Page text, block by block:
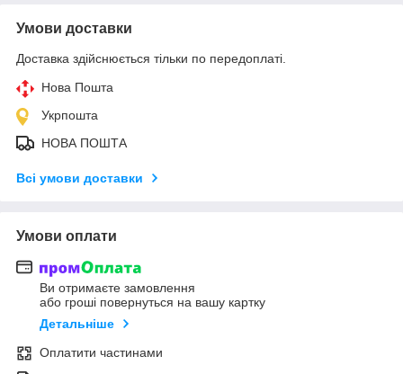
Умови доставки
Доставка здійснюється тільки по передоплаті.
Нова Пошта
Укрпошта
НОВА ПОШТА
Всі умови доставки
Умови оплати
Ви отримаєте замовлення
або гроші повернуться на вашу картку
Детальніше
Оплатити частинами